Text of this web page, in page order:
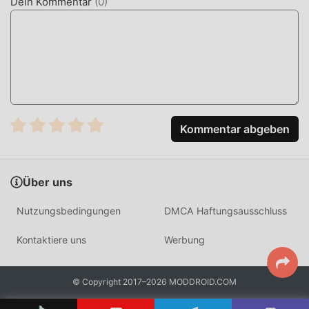
Mod-Version Aox VPN 5.4.5 im Moddroid-
Kommentar abgeben
Über uns
Nutzungsbedingungen DMCA Haftungsausschluss
Kontaktiere uns Werbung
© Copyright 2017–2026 MODDROID.COM